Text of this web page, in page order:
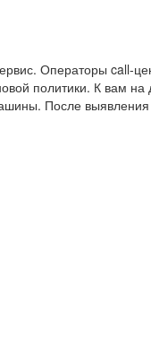
Операторы call-
политики. К вам
После